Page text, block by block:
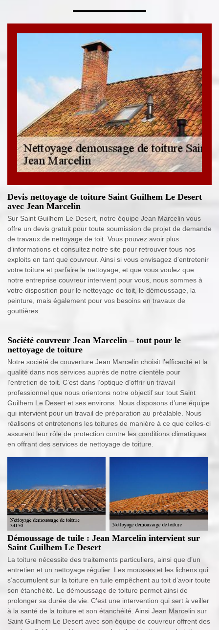
Devis nettoyage de toiture Saint Guilhem Le Desert
avec Jean Marcelin
Sur Saint Guilhem Le Desert, notre équipe Jean Marcelin vous
offre un devis gratuit pour toute soumission de projet de demande
de travaux de nettoyage de toit. Vous pouvez avoir plus
d’informations et consultez notre site pour retrouver tous nos
exploits en tant que couvreur. Ainsi si vous envisagez d'entretenir
votre toiture et parfaire le nettoyage, et que vous voulez que
notre entreprise couvreur intervient pour vous, nous sommes à
votre disposition pour le nettoyage de toit, le démoussage, la
peinture, mais également pour vos besoins en travaux de
gouttières.
Société couvreur Jean Marcelin – tout pour le
nettoyage de toiture
Notre société de couverture Jean Marcelin choisit l’efficacité et la
qualité dans nos services auprès de notre clientèle pour
l’entretien de toit. C’est dans l’optique d’offrir un travail
professionnel que nous orientons notre objectif sur tout Saint
Guilhem Le Desert et ses environs. Nous disposons d’une équipe
qui intervient pour un travail de préparation au préalable. Nous
réalisons et entretenons les toitures de manière à ce que celles-ci
assurent leur rôle de protection contre les conditions climatiques
en offrant des services de nettoyage de toiture.
Démoussage de tuile : Jean Marcelin intervient sur
Saint Guilhem Le Desert
La toiture nécessite des traitements particuliers, ainsi que d’un
entretien et un nettoyage régulier. Les mousses et les lichens qui
s’accumulent sur la toiture en tuile empêchent au toit d’avoir toute
son étanchéité. Le démoussage de toiture permet ainsi de
prolonger sa durée de vie. C’est une intervention qui sert à veiller
à la santé de la toiture et son étanchéité. Ainsi Jean Marcelin sur
Saint Guilhem Le Desert avec son équipe de couvreur offrent des